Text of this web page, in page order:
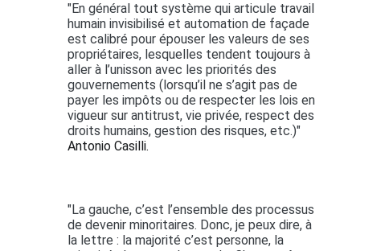
"En général tout système qui articule travail
humain invisibilisé et automation de façade
est calibré pour épouser les valeurs de ses
propriétaires, lesquelles tendent toujours à
aller à l’unisson avec les priorités des
gouvernements (lorsqu’il ne s’agit pas de
payer les impôts ou de respecter les lois en
vigueur sur antitrust, vie privée, respect des
droits humains, gestion des risques, etc.)"
Antonio Casilli.
"La gauche, c’est l’ensemble des processus
de devenir minoritaires. Donc, je peux dire, à
la lettre : la majorité c’est personne, la